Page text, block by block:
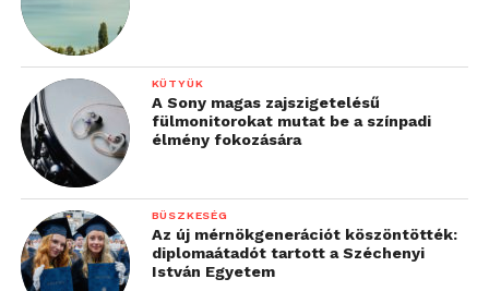
KÜTYÜK
A Sony magas zajszigetelésű
fülmonitorokat mutat be a színpadi
élmény fokozására
BÜSZKESÉG
Az új mérnökgenerációt köszöntötték:
diplomaátadót tartott a Széchenyi
István Egyetem